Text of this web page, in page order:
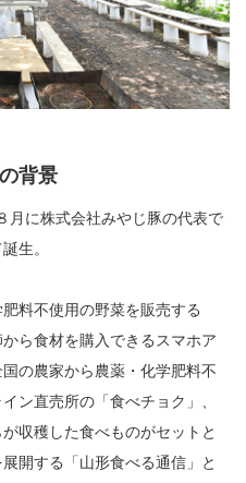
背景
月に株式会社みやじ豚の代表で
生。
料不使用の野菜を販売する
ら食材を購入できるスマホア
の農家から農薬・化学肥料不
ン直売所の「食べチョク」、
収穫した食べものがセットと
開する「山形食べる通信」と